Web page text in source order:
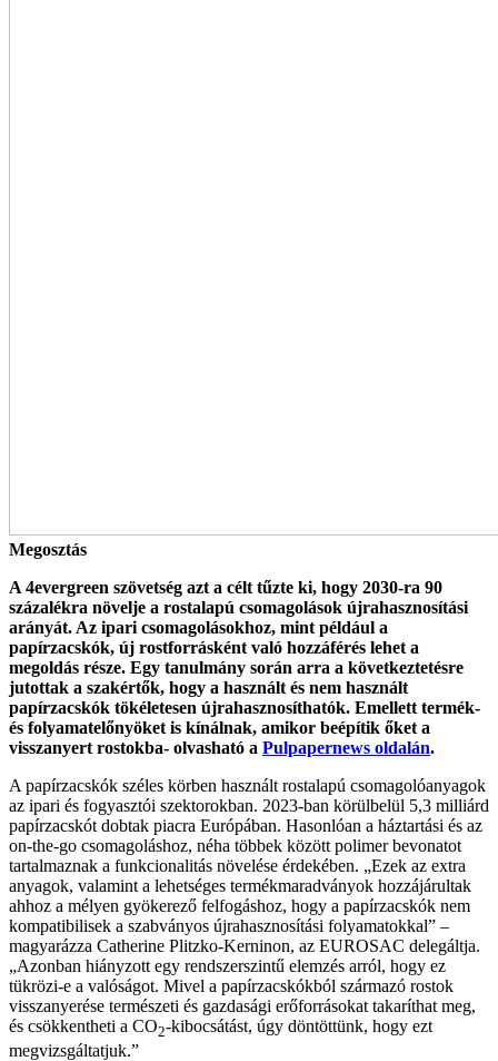
Megosztás
A 4evergreen szövetség azt a célt tűzte ki, hogy 2030-ra 90
százalékra növelje a rostalapú csomagolások újrahasznosítási
arányát. Az ipari csomagolásokhoz, mint például a
papírzacskók, új rostforrásként való hozzáférés lehet a
megoldás része. Egy tanulmány során arra a következtetésre
jutottak a szakértők, hogy a használt és nem használt
papírzacskók tökéletesen újrahasznosíthatók. Emellett termék-
és folyamatelőnyöket is kínálnak, amikor beépítik őket a
visszanyert rostokba- olvasható a Pulpapernews oldalán.
A papírzacskók széles körben használt rostalapú csomagolóanyagok
az ipari és fogyasztói szektorokban. 2023-ban körülbelül 5,3 milliárd
papírzacskót dobtak piacra Európában. Hasonlóan a háztartási és az
on-the-go csomagoláshoz, néha többek között polimer bevonatot
tartalmaznak a funkcionalitás növelése érdekében. „Ezek az extra
anyagok, valamint a lehetséges termékmaradványok hozzájárultak
ahhoz a mélyen gyökerező felfogáshoz, hogy a papírzacskók nem
kompatibilisek a szabványos újrahasznosítási folyamatokkal” –
magyarázza Catherine Plitzko-Kerninon, az EUROSAC delegáltja.
„Azonban hiányzott egy rendszerszintű elemzés arról, hogy ez
tükrözi-e a valóságot. Mivel a papírzacskókból származó rostok
visszanyerése természeti és gazdasági erőforrásokat takaríthat meg,
és csökkentheti a CO2-kibocsátást, úgy döntöttünk, hogy ezt
megvizsgáltatjuk.”